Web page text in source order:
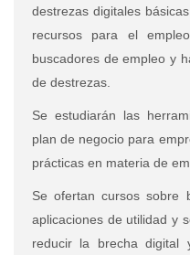
destrezas digitales
recursos para el
buscadores de empleo y
de destrezas.
Se estudiarán las
plan de negocio para
prácticas en materia de
Se ofertan cursos sobre
aplicaciones de utilidad y
reducir la brecha digital